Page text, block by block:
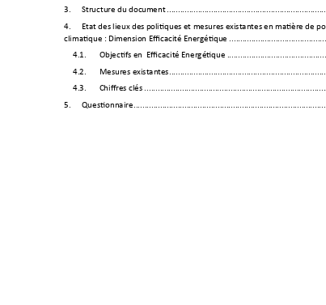
3.
Structure du document
4.
Etat des lieux des politiques et mesures existantes en matière de
climatique : Dimension Efficacité Energétique
4.1.
Objectifs en  Efficacité Energétique
4.2.
Mesures existantes
4.3.
Chiffres clés
5.
Questionnaire